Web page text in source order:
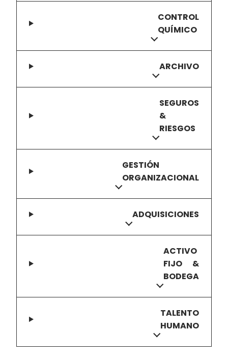
CONTROL
QUÍMICO
ARCHIVO
SEGUROS
&
RIESGOS
GESTIÓN
ORGANIZACIONAL
ADQUISICIONES
ACTIVO
FIJO &
BODEGA
TALENTO
HUMANO